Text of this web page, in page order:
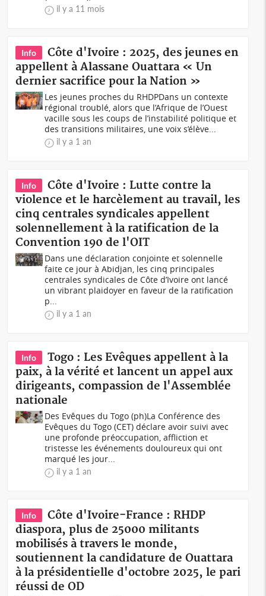
il y a 11 mois
Info
Côte d'Ivoire : 2025, des jeunes en
appellent à Alassane Ouattara « Un
dernier sacrifice pour la Nation »
Les jeunes proches du RHDPDans un contexte
régional troublé, alors que l’Afrique de l’Ouest
vacille sous les coups de l’instabilité politique et
des transitions militaires, une voix s’élève...
il y a 1 an
Info
Côte d'Ivoire : Lutte contre la
violence et le harcèlement au travail, les
cinq centrales syndicales appellent
solennellement à la ratification de la
Convention 190 de l'OIT
Dans une déclaration conjointe et solennelle
faite ce jour à Abidjan, les cinq principales
centrales syndicales de Côte d’Ivoire ont lancé
un vibrant plaidoyer en faveur de la ratification
p...
il y a 1 an
Info
Togo : Les Evêques appellent à la
paix, à la vérité et lancent un appel aux
dirigeants, compassion de l'Assemblée
nationale
Des Evêques du Togo (ph)La Conférence des
Evêques du Togo (CET) déclare avoir suivi avec
une profonde préoccupation, affliction et
tristesse les événements douloureux qui ont
marqué les jour...
il y a 1 an
Info
Côte d'Ivoire-France : RHDP
diaspora, plus de 25000 militants
mobilisés à travers le monde,
soutiennent la candidature de Ouattara
à la présidentielle d'octobre 2025, le pari
réussi de OD